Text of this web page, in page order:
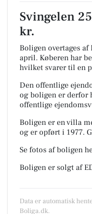
Svingelen
kr.
Boligen overtages
april. Køberen har
hvilket svarer til en
Den offentlige
og boligen er derfor
offentlige
Boligen er en villa
og er opført i 1977.
Se fotos af boligen
Boligen er solgt af
Data er automatisk
Boliga.dk.